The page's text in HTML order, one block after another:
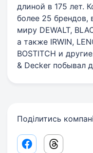
длиной в 175 лет.
более 25 брендов,
миру DEWALT,
а также IRWIN,
BOSTITCH и
& Decker побывал
Поділитись
Facebook share
Threads